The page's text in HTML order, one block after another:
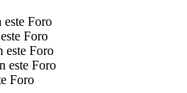
este Foro
Foro
este Foro
este Foro
Foro